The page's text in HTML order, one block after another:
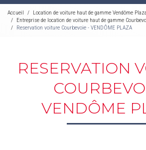
Accueil
Location de voiture haut de gamme Vendôme
Entreprise de location de voiture haut de gamme
Reservation voiture Courbevoie - VENDÔME PLAZA
RESERVATION
VENDÔME